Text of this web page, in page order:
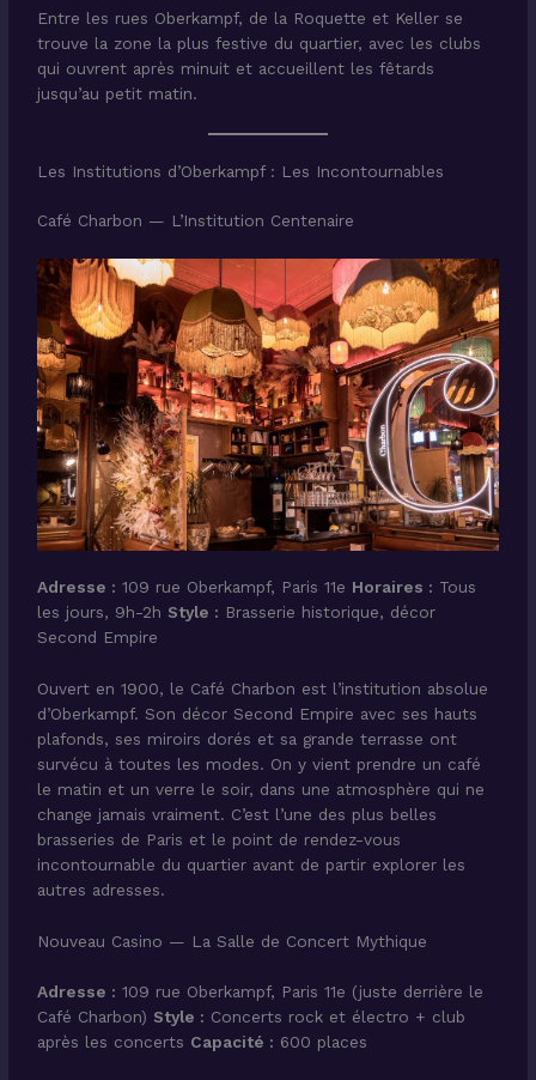
Entre les rues Oberkampf, de la Roquette et Keller se
trouve la zone la plus festive du quartier, avec les clubs
qui ouvrent après minuit et accueillent les fêtards
jusqu’au petit matin.
Les Institutions d’Oberkampf : Les Incontournables
Café Charbon — L’Institution Centenaire
Adresse : 109 rue Oberkampf, Paris 11e Horaires : Tous
les jours, 9h-2h Style : Brasserie historique, décor
Second Empire
Ouvert en 1900, le Café Charbon est l’institution absolue
d’Oberkampf. Son décor Second Empire avec ses hauts
plafonds, ses miroirs dorés et sa grande terrasse ont
survécu à toutes les modes. On y vient prendre un café
le matin et un verre le soir, dans une atmosphère qui ne
change jamais vraiment. C’est l’une des plus belles
brasseries de Paris et le point de rendez-vous
incontournable du quartier avant de partir explorer les
autres adresses.
Nouveau Casino — La Salle de Concert Mythique
Adresse : 109 rue Oberkampf, Paris 11e (juste derrière le
Café Charbon) Style : Concerts rock et électro + club
après les concerts Capacité : 600 places